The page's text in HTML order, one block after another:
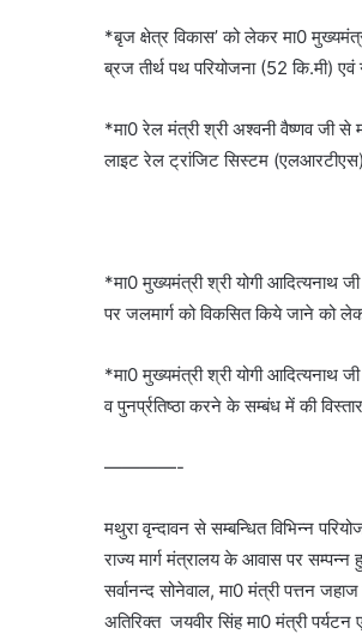
*बृज क्षेत्र विकास’ को लेकर मा0
ब्रज तीर्थ पथ परियोजना (52 कि.मी)
*मा0 रेल मंत्री श्री अश्वनी वैष्णव जी से
लाइट रेल ट्रांजिट सिस्टम
*मा0 मुख्यमंत्री श्री योगी आदित्यनाथ
पर जलमार्ग को विकसित किये जाने को
*मा0 मुख्यमंत्री श्री योगी आदित्यनाथ
व पुनर्प्रतिष्ठा करने के सम्बंध में की
————-
मथुरा वृन्दावन से सम्बन्धित विभिन्न
राज्य मार्ग मंत्रालय के आवास पर
सर्वानन्द सोनेवाल, मा0 मंत्री पत्तन
अतिरिक्त जयवीर सिंह मा0 मंत्री पर्यटन